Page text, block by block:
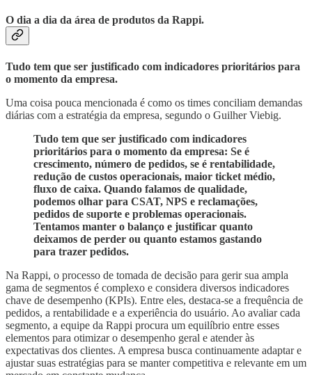
O dia a dia da área de produtos da Rappi.
Tudo tem que ser justificado com indicadores prioritários para
o momento da empresa.
Uma coisa pouca mencionada é como os times conciliam demandas
diárias com a estratégia da empresa, segundo o Guilher Viebig.
Tudo tem que ser justificado com indicadores
prioritários para o momento da empresa: Se é
crescimento, número de pedidos, se é rentabilidade,
redução de custos operacionais, maior ticket médio,
fluxo de caixa. Quando falamos de qualidade,
podemos olhar para CSAT, NPS e reclamações,
pedidos de suporte e problemas operacionais.
Tentamos manter o balanço e justificar quanto
deixamos de perder ou quanto estamos gastando
para trazer pedidos.
Na Rappi, o processo de tomada de decisão para gerir sua ampla
gama de segmentos é complexo e considera diversos indicadores
chave de desempenho (KPIs). Entre eles, destaca-se a frequência de
pedidos, a rentabilidade e a experiência do usuário. Ao avaliar cada
segmento, a equipe da Rappi procura um equilíbrio entre esses
elementos para otimizar o desempenho geral e atender às
expectativas dos clientes. A empresa busca continuamente adaptar e
ajustar suas estratégias para se manter competitiva e relevante em um